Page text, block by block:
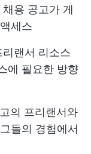
용 공고가 게
세스
랜서 리소스
에 필요한 방향
의 프리랜서와
들의 경험에서